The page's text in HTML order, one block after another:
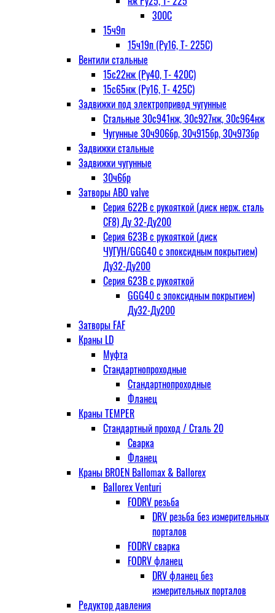
300С
15ч9п
15ч19п (Ру16, Т- 225С)
Вентили стальные
15с22нж (Ру40, Т- 420С)
15с65нж (Ру16, Т- 425С)
Задвижки под электропривод чугунные
Стальные 30с941нж, 30с927нж, 30с964нж
Чугунные 30ч906бр, 30ч915бр, 30ч973бр
Задвижки стальные
Задвижки чугунные
30ч6бр
Затворы ABO valve
Серия 622В с рукояткой (диск нерж. сталь
CF8) Ду 32-Ду200
Серия 623В с рукояткой (диск
ЧУГУН/GGG40 с эпоксидным покрытием)
Ду32-Ду200
Серия 623В с рукояткой
GGG40 с эпоксидным покрытием)
Ду32-Ду200
Затворы FAF
Краны LD
Муфта
Стандартнопроходные
Стандартнопроходные
Фланец
Краны TEMPER
Стандартный проход / Cталь 20
Сварка
Фланец
Краны BROEN Ballomax & Ballorex
Ballorex Venturi
FODRV резьба
DRV резьба без измерительных
порталов
FODRV сварка
FODRV фланец
DRV фланец без
измерительных порталов
Редуктор давления